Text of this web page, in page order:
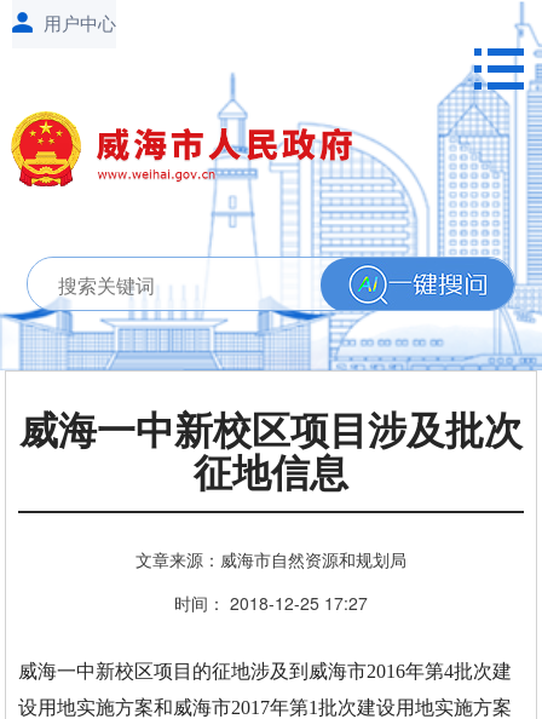
威海一中新校区项目涉及批次
征地信息
文章来源：威海市自然资源和规划局
时间： 2018-12-25 17:27
威海一中新校区项目的征地涉及到威海市2016年第4批次建
设用地实施方案和威海市2017年第1批次建设用地实施方案